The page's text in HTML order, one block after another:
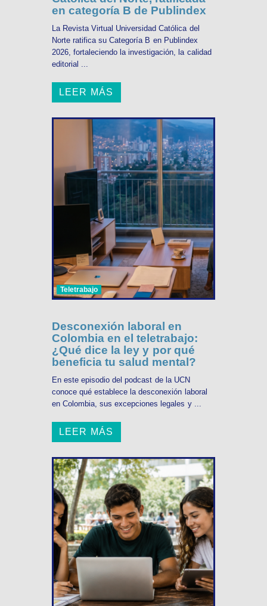
en categoría B de Publindex
La Revista Virtual Universidad Católica del
Norte ratifica su Categoría B en Publindex
2026, fortaleciendo la investigación, la calidad
editorial ...
LEER MÁS
Teletrabajo
Desconexión laboral en
Colombia en el teletrabajo:
¿Qué dice la ley y por qué
beneficia tu salud mental?
En este episodio del podcast de la UCN
conoce qué establece la desconexión laboral
en Colombia, sus excepciones legales y ...
LEER MÁS